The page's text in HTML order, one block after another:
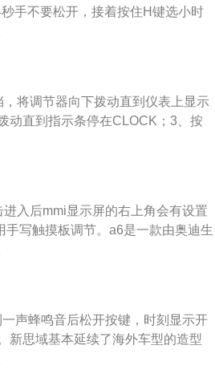
手不要松开，接着按住H键选小时
按住不动时间会10的整数倍跳，调
代1.3L双喷射发动机，匹配CVT智
。
将调节器向下拨动直到仪表上显示
动直到指示条停在CLOCK；3、按
节年份，调好后按下SET键，继
车搭载了1.5LEcoBoost和1.5LTiV
福克斯是福特旗下的紧凑型轿车，
的前保险杠，增加了黑色轮眉和侧
入后mmi显示屏的右上角会有设置
写触摸板调节。a6是一款由奥迪生
、1855mm、1485mm，轴距为294
地力，从而增强了高速行使状态下
显硬朗和运动化。
声蜂鸣音后松开按键，时刻显示开
新思域基本延续了海外车型的造型
域车身长宽高分别为4649mm、18